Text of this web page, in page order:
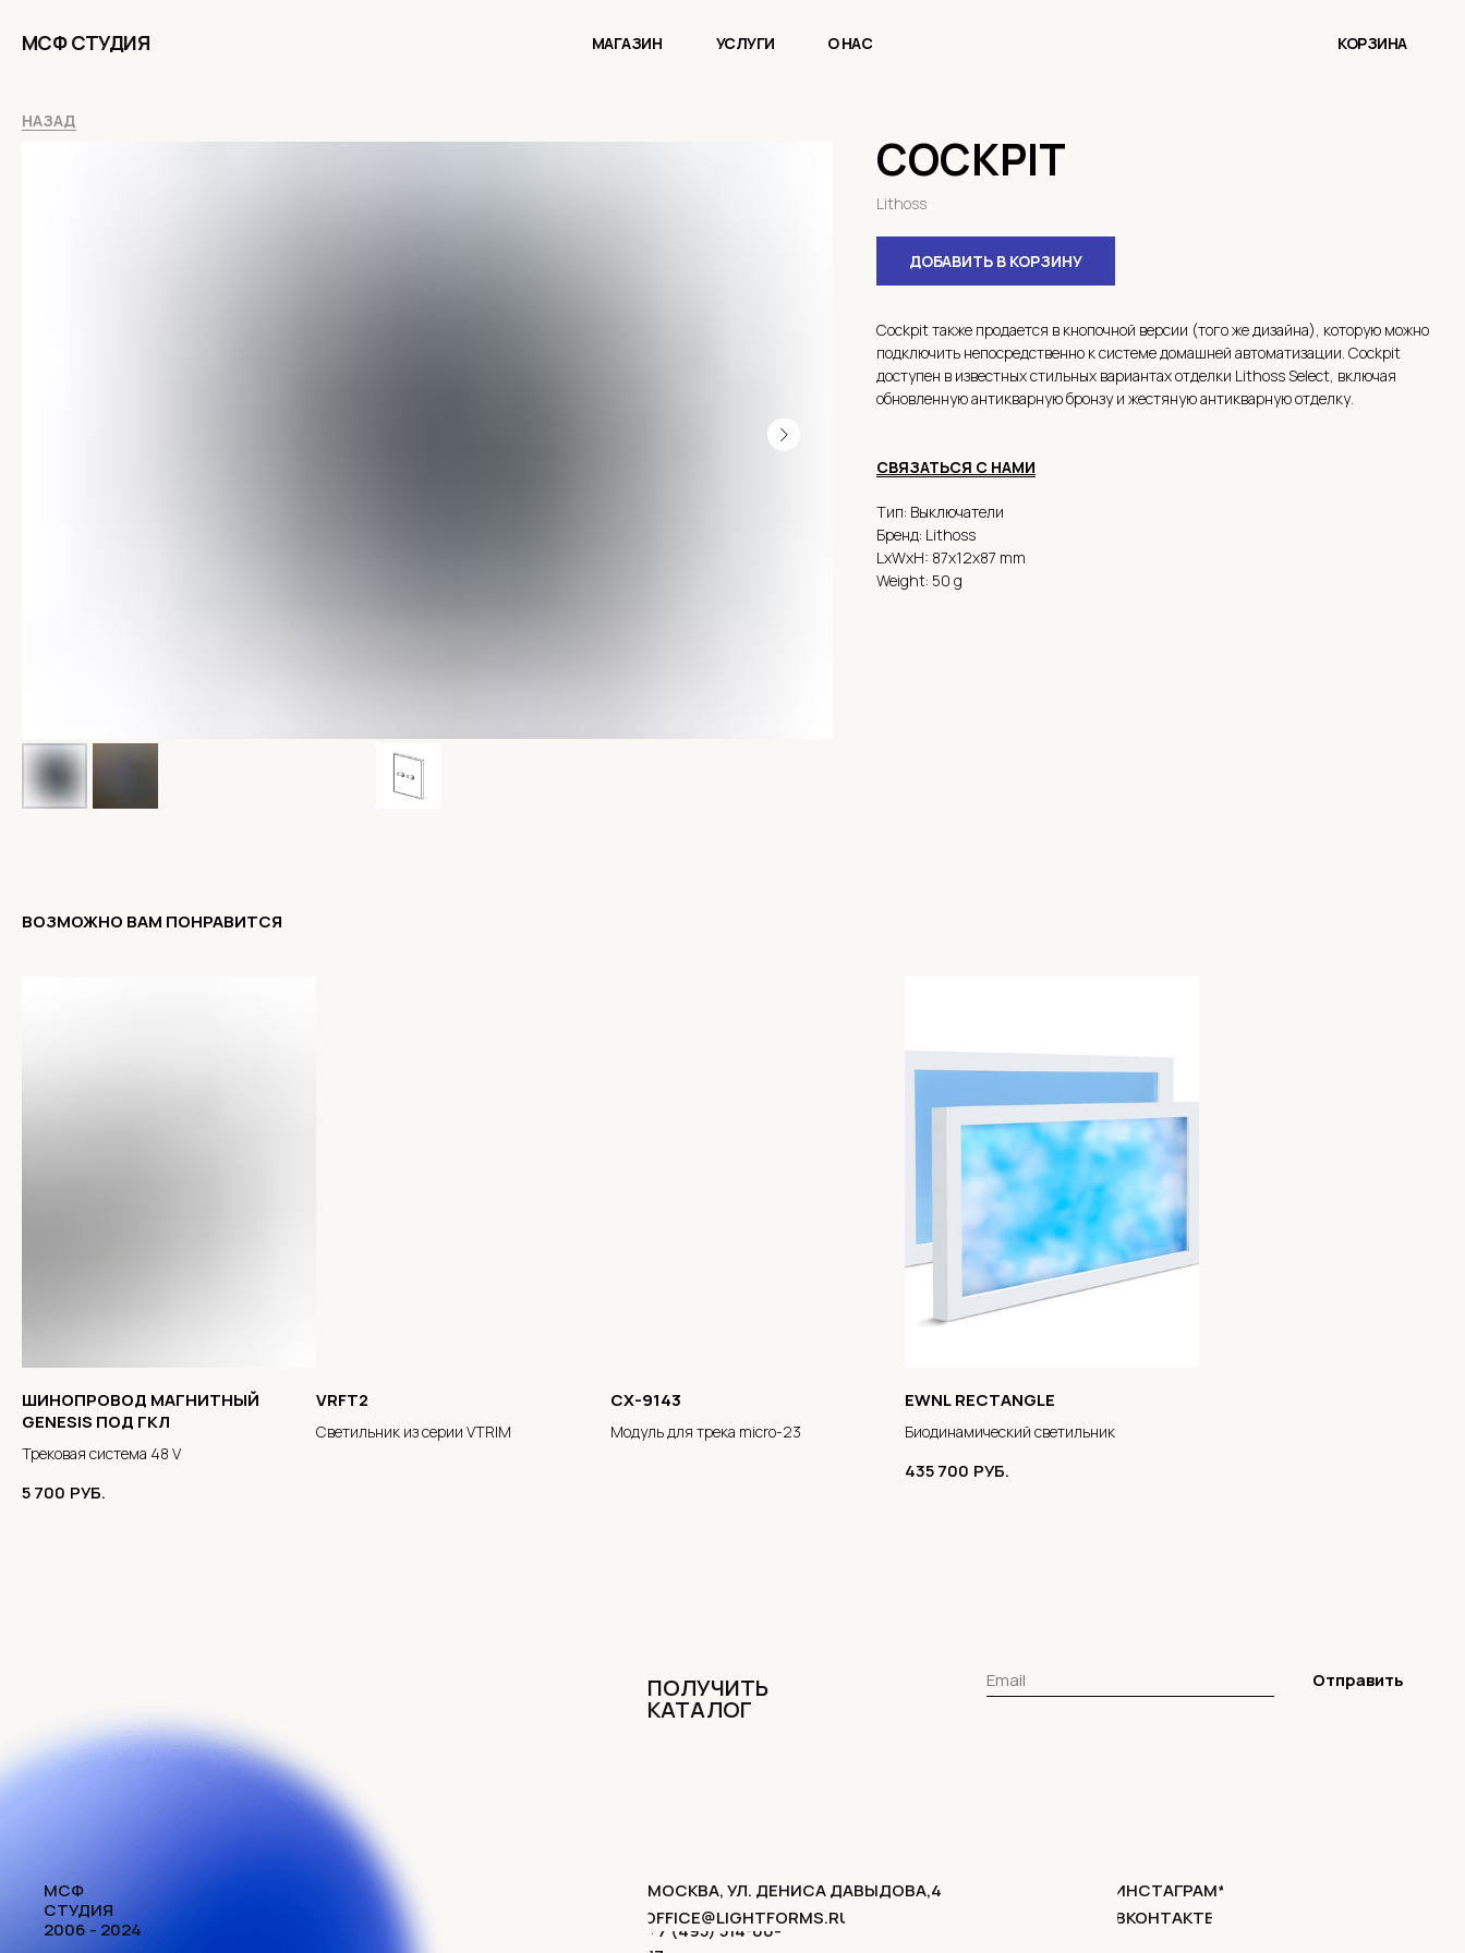
МАГАЗИН УСЛУГИ
МСФ СТУДИЯ О НАС КОРЗИНА
НАЗАД
COCKPIT
Lithoss
ДОБАВИТЬ В КОРЗИНУ
Cockpit также продается в кнопочной версии (того же дизайна), которую можно
подключить непосредственно к системе домашней автоматизации. Cockpit
доступен в известных стильных вариантах отделки Lithoss Select, включая
обновленную антикварную бронзу и жестяную антикварную отделку.
СВЯЗАТЬСЯ С НАМИ
Тип: Выключатели
Бренд: Lithoss
LxWxH: 87x12x87 mm
Weight: 50 g
ВОЗМОЖНО ВАМ ПОНРАВИТСЯ
ШИНОПРОВОД МАГНИТНЫЙ
GENESIS ПОД ГКЛ
Трековая система 48 V
5 700 РУБ.
VRFT2
Светильник из серии VTRIM
CX-9143
Модуль для трека micro-23
EWNL RECTANGLE
Биодинамический светильник
435 700 РУБ.
МСФ
СТУДИЯ
2006 - 2024
МОСКВА, УЛ. ДЕНИСА ДАВЫДОВА,4
ПОЛУЧИТЬ
КАТАЛОГ
ИНСТАГРАМ*
ВКОНТАКТЕ
+7 (495) 514-00-
OFFICE@LIGHTFORMS.RU
Отправить